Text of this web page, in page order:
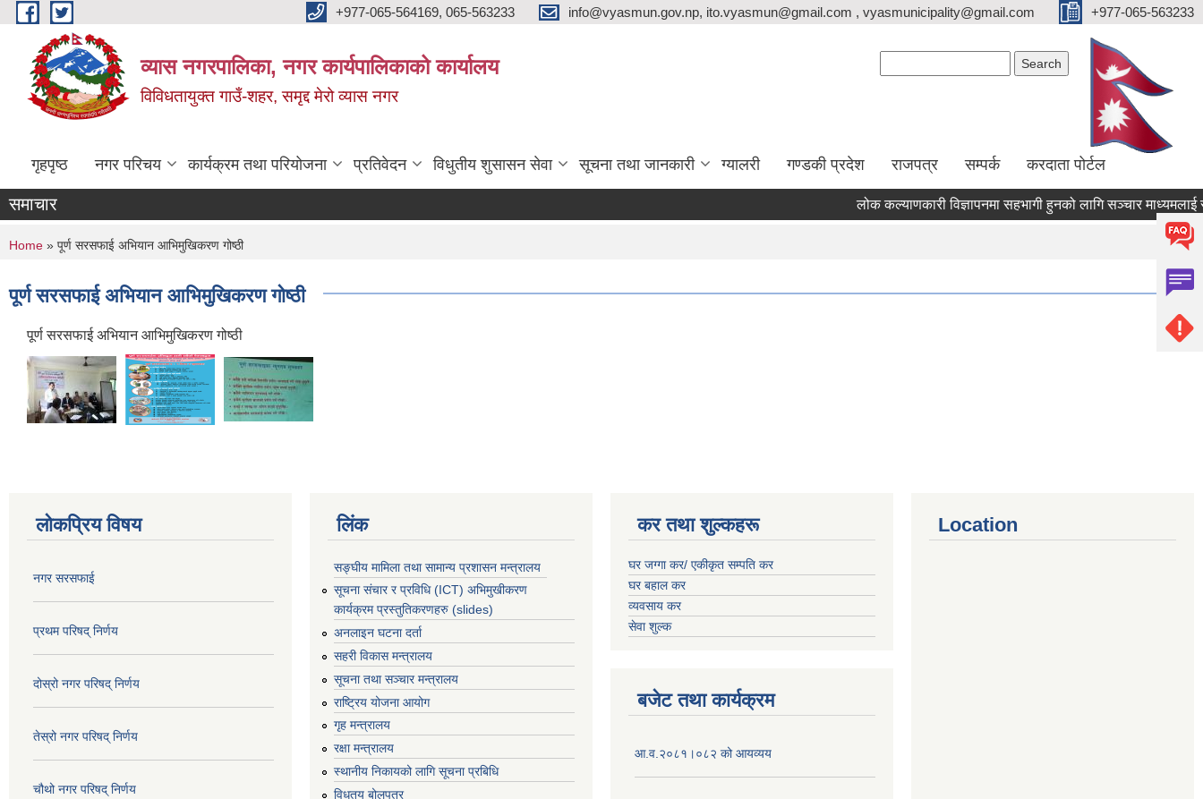
Skip to main content +977-065-564169, 065-563233 info@vyasmun.gov.np, ito.vyasmun@gmail.com , vyasmunicipality@gmail.com +977-065-563233
व्यास नगरपालिका, नगर कार्यपालिकाको कार्यालय
विविधतायुक्त गाउँ-शहर, समृद्द मेरो व्यास नगर
गृहपृष्ठ नगर परिचय कार्यक्रम तथा परियोजना प्रतिवेदन विधुतीय शुसासन सेवा सूचना तथा जानकारी ग्यालरी गण्डकी प्रदेश राजपत्र सम्पर्क करदाता पोर्टल
समाचार लोक कल्याणकारी विज्ञापनमा सहभागी हुनको लागि सञ्चार माध्यमलाई
You are here
Home » पूर्ण सरसफाई अभियान आभिमुखिकरण गोष्ठी
पूर्ण सरसफाई अभियान आभिमुखिकरण गोष्ठी
पूर्ण सरसफाई अभियान आभिमुखिकरण गोष्ठी
लोकप्रिय विषय
नगर सरसफाई
प्रथम परिषद् निर्णय
दोस्रो नगर परिषद् निर्णय
तेस्रो नगर परिषद् निर्णय
चौथो नगर परिषद् निर्णय
लिंक
सङ्घीय मामिला तथा सामान्य प्रशासन मन्त्रालय
सूचना संचार र प्रविधि (ICT) अभिमुखीकरण
कार्यक्रम प्रस्तुतिकरणहरु (slides)
अनलाइन घटना दर्ता
सहरी विकास मन्त्रालय
सूचना तथा सञ्चार मन्त्रालय
राष्ट्रिय योजना आयोग
गृह मन्त्रालय
रक्षा मन्त्रालय
स्थानीय निकायको लागि सूचना प्रबिधि
विधुतय बोलपत्र
कर तथा शुल्कहरू
घर जग्गा कर/ एकीकृत सम्पति कर
घर बहाल कर
व्यवसाय कर
सेवा शुल्क
बजेट तथा कार्यक्रम
आ.व.२०८१।०८२ को आयव्यय
Location